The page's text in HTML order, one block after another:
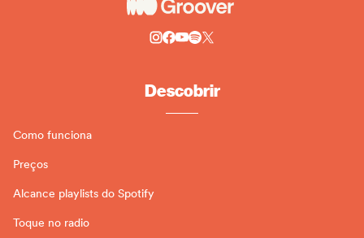
Descobrir
Como funciona
Preços
Alcance playlists do Spotify
Toque no radio